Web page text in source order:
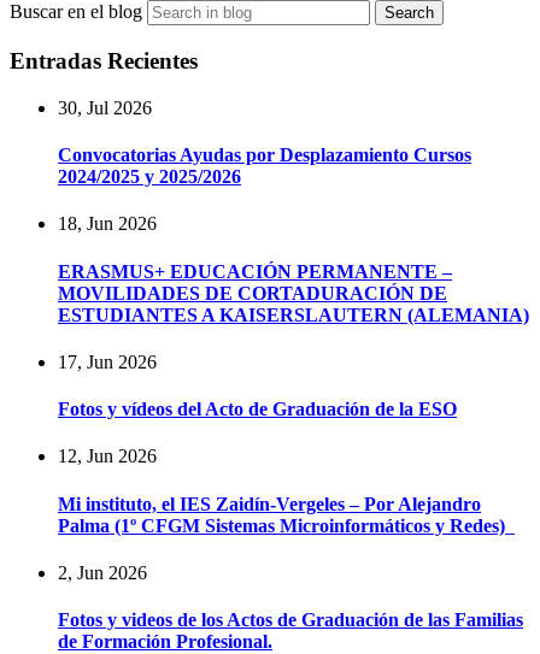
Buscar en el blog Search
Entradas Recientes
30, Jul 2026
Convocatorias Ayudas por Desplazamiento Cursos
2024/2025 y 2025/2026
18, Jun 2026
ERASMUS+ EDUCACIÓN PERMANENTE –
MOVILIDADES DE CORTADURACIÓN DE
ESTUDIANTES A KAISERSLAUTERN (ALEMANIA)
17, Jun 2026
Fotos y vídeos del Acto de Graduación de la ESO
12, Jun 2026
Mi instituto, el IES Zaidín-Vergeles – Por Alejandro
Palma (1º CFGM Sistemas Microinformáticos y Redes)
2, Jun 2026
Fotos y videos de los Actos de Graduación de las Familias
de Formación Profesional.